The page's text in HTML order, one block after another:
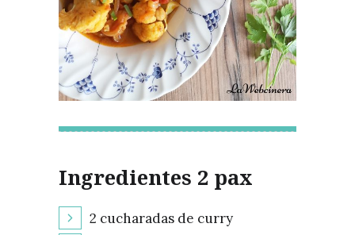
Ingredientes 2 pax
2 cucharadas de curry